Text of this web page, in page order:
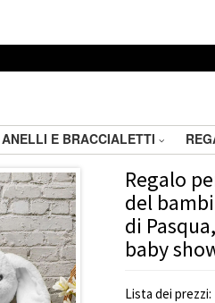
ANELLI E BRACCIALETTI
Regalo
del
di
baby
Lista dei prezzi: